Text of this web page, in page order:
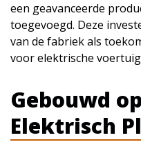
een geavanceerde
toegevoegd. Deze
van de fabriek als
voor elektrische
Gebouwd
Elektrisch